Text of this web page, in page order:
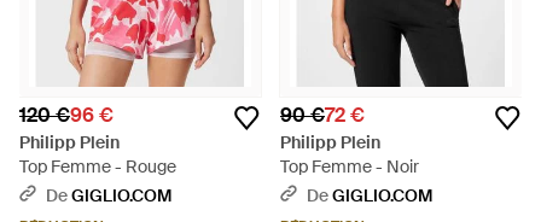
120 €96 €
Philipp Plein
Top Femme - Rouge
DeGIGLIO.COM
90 €72 €
Philipp Plein
Top Femme - Noir
DeGIGLIO.COM